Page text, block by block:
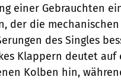
einer Gebrauchten
der die mechanischen
des Singles
Klappern deutet auf
Kolben hin,